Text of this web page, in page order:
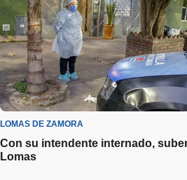
LOMAS DE ZAMORA
Con su intendente internado,
Lomas